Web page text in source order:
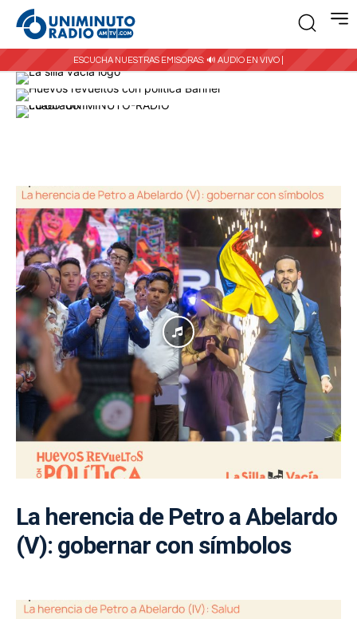
ESCUCHA NUESTRAS EMISORAS: 🔊 AUDIO EN VIVO |
La herencia de Petro a Abelardo
(V): gobernar con símbolos